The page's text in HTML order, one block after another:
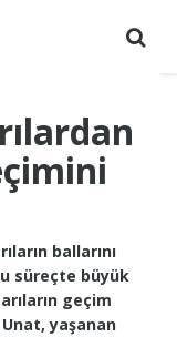
ballarını
süreçte büyük
geçim
yaşanan